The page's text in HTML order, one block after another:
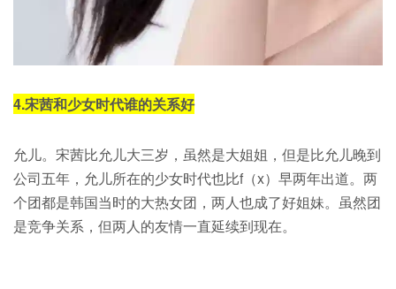
4.宋茜和少女时代谁的关系好
允儿。宋茜比允儿大三岁，虽然是大姐姐，但是比允儿晚到
公司五年，允儿所在的少女时代也比f（x）早两年出道。两
个团都是韩国当时的大热女团，两人也成了好姐妹。虽然团
是竞争关系，但两人的友情一直延续到现在。